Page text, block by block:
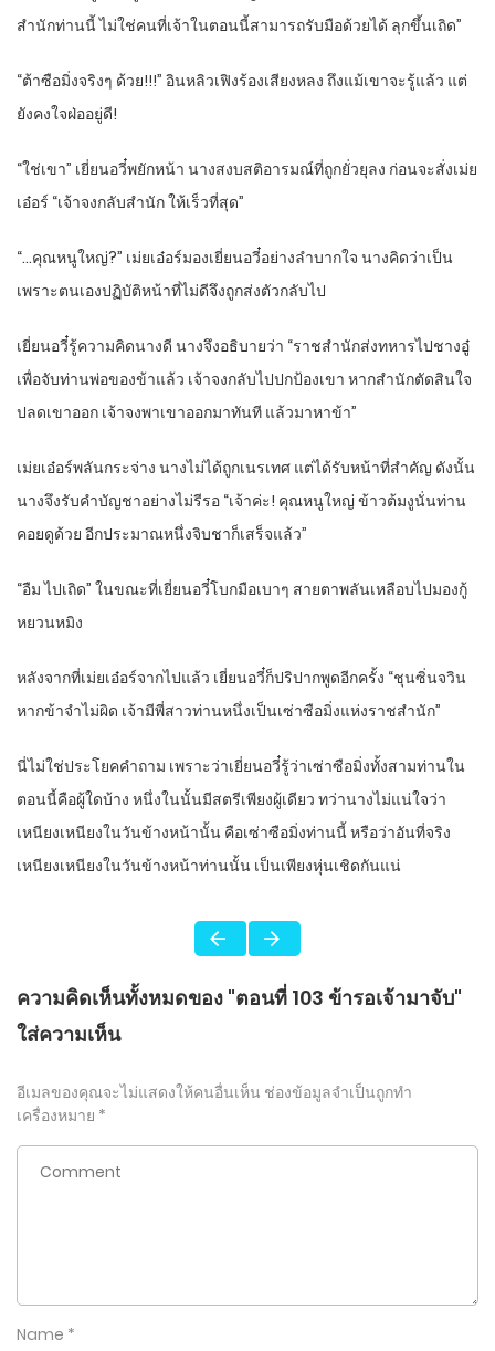
สำนักท่านนี้ ไม่ใช่คนที่เจ้าในตอนนี้สามารถรับมือด้วยได้ ลุกขึ้นเถิด”
“ต้าซือมิ่งจริงๆ ด้วย!!!” อินหลิวเฟิงร้องเสียงหลง ถึงแม้เขาจะรู้แล้ว แต่
ยังคงใจฝ่ออยู่ดี!
“ใช่เขา” เยี่ยนอวี๋พยักหน้า นางสงบสติอารมณ์ที่ถูกยั่วยุลง ก่อนจะสั่งเม่ย
เอ๋อร์ “เจ้าจงกลับสำนัก ให้เร็วที่สุด”
“…คุณหนูใหญ่?” เม่ยเอ๋อร์มองเยี่ยนอวี๋อย่างลำบากใจ นางคิดว่าเป็น
เพราะตนเองปฏิบัติหน้าที่ไม่ดีจึงถูกส่งตัวกลับไป
เยี่ยนอวี๋รู้ความคิดนางดี นางจึงอธิบายว่า “ราชสำนักส่งทหารไปชางอู๋
เพื่อจับท่านพ่อของข้าแล้ว เจ้าจงกลับไปปกป้องเขา หากสำนักตัดสินใจ
ปลดเขาออก เจ้าจงพาเขาออกมาทันที แล้วมาหาข้า”
เม่ยเอ๋อร์พลันกระจ่าง นางไม่ได้ถูกเนรเทศ แต่ได้รับหน้าที่สำคัญ ดังนั้น
นางจึงรับคำบัญชาอย่างไม่รีรอ “เจ้าค่ะ! คุณหนูใหญ่ ข้าวต้มงูนั่นท่าน
คอยดูด้วย อีกประมาณหนึ่งจิบชาก็เสร็จแล้ว”
“อืม ไปเถิด” ในขณะที่เยี่ยนอวี๋โบกมือเบาๆ สายตาพลันเหลือบไปมองกู้
หยวนหมิง
หลังจากที่เม่ยเอ๋อร์จากไปแล้ว เยี่ยนอวี๋ก็ปริปากพูดอีกครั้ง “ชุนซิ่นจวิน
หากข้าจำไม่ผิด เจ้ามีพี่สาวท่านหนึ่งเป็นเซ่าซือมิ่งแห่งราชสำนัก”
นี่ไม่ใช่ประโยคคำถาม เพราะว่าเยี่ยนอวี๋รู้ว่าเซ่าซือมิ่งทั้งสามท่านใน
ตอนนี้คือผู้ใดบ้าง หนึ่งในนั้นมีสตรีเพียงผู้เดียว ทว่านางไม่แน่ใจว่า
เหนียงเหนียงในวันข้างหน้านั้น คือเซ่าซือมิ่งท่านนี้ หรือว่าอันที่จริง
เหนียงเหนียงในวันข้างหน้าท่านนั้น เป็นเพียงหุ่นเชิดกันแน่
ความคิดเห็นทั้งหมดของ "ตอนที่ 103 ข้ารอเจ้ามาจับ"
ใส่ความเห็น
อีเมลของคุณจะไม่แสดงให้คนอื่นเห็น ช่องข้อมูลจำเป็นถูกทำ
เครื่องหมาย *
Name *